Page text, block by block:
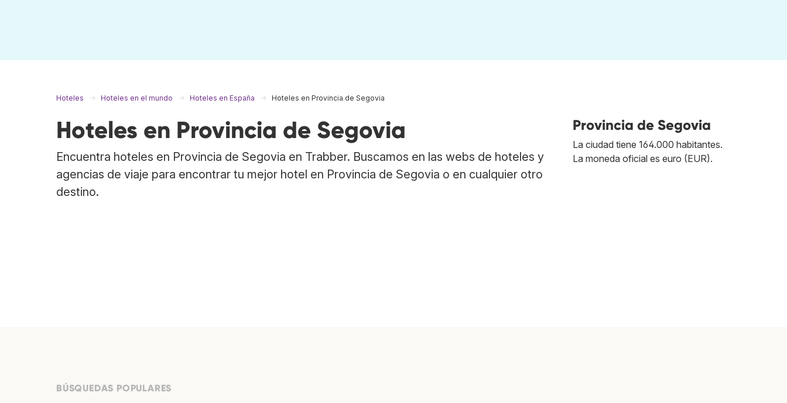
Hoteles Hoteles en el mundo Hoteles en España Hoteles en Provincia de Segovia
Hoteles en Provincia de Segovia
Encuentra hoteles en Provincia de Segovia en Trabber. Buscamos en las webs de hoteles y
agencias de viaje para encontrar tu mejor hotel en Provincia de Segovia o en cualquier otro
destino.
Provincia de Segovia
La ciudad tiene 164.000 habitantes.
La moneda oficial es euro (EUR).
BÚSQUEDAS POPULARES